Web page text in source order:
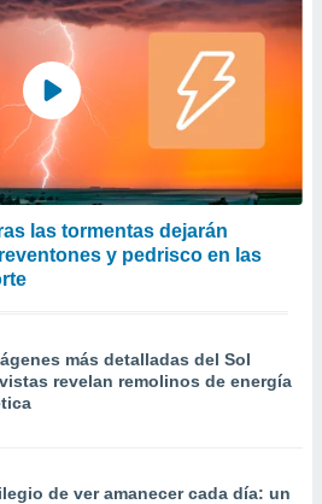
las tormentas dejarán
y pedrisco en las
más detalladas del Sol
revelan remolinos de energía
de ver amanecer cada día: un